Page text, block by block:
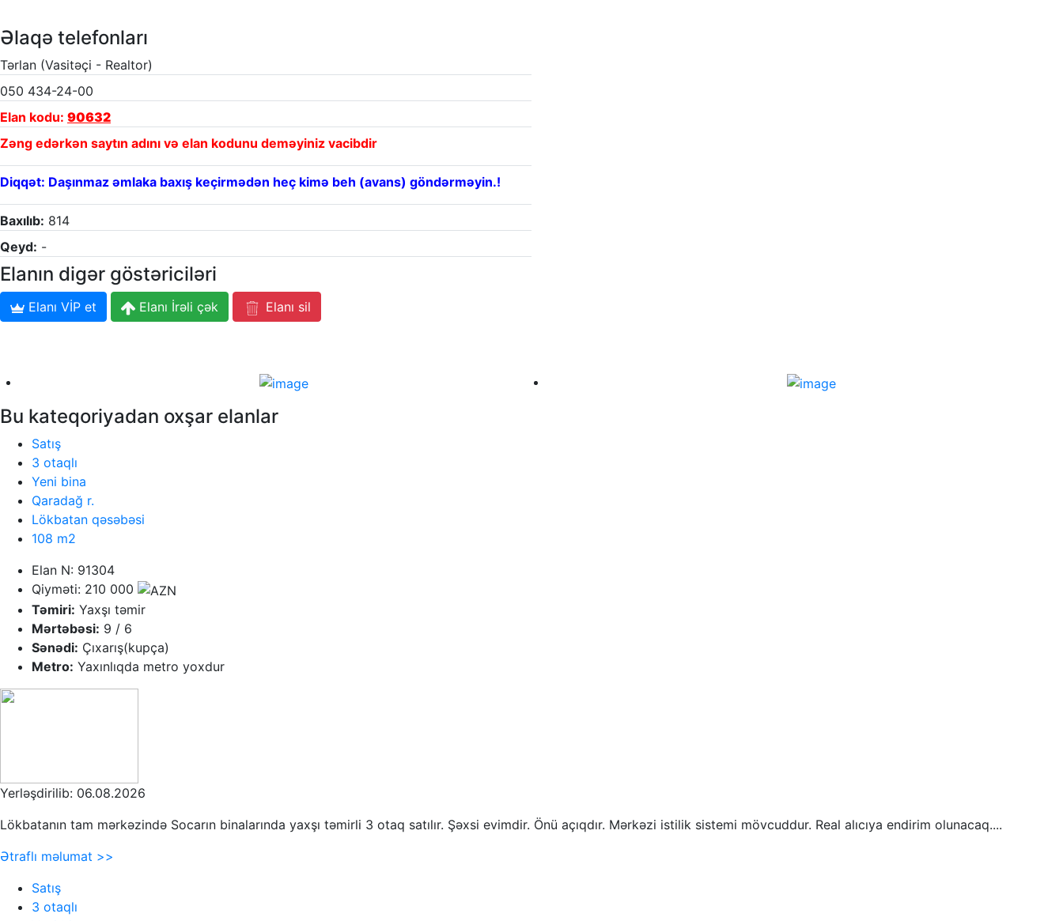
Əlaqə telefonları
Tərlan (Vasitəçi - Realtor)
050 434-24-00
Elan kodu: 90632
Zəng edərkən saytın adını və elan kodunu deməyiniz vacibdir
Diqqət: Daşınmaz əmlaka baxış keçirmədən heç kimə beh (avans) göndərməyin.!
Baxılıb: 814
Qeyd: -
Elanın digər göstəriciləri
Elanı VİP et Elanı İrəli çək Elanı sil
Bu kateqoriyadan oxşar elanlar
Satış
3 otaqlı
Yeni bina
Qaradağ r.
Lökbatan qəsəbəsi
108 m2
Elan N: 91304
Qiyməti: 210 000
Təmiri: Yaxşı təmir
Mərtəbəsi: 9 / 6
Sənədi: Çıxarış(kupça)
Metro: Yaxınlıqda metro yoxdur
Yerləşdirilib: 06.08.2026
Lökbatanın tam mərkəzində Socarın binalarında yaxşı təmirli 3 otaq satılır. Şəxsi evimdir. Önü açıqdır. Mərkəzi istilik sistemi mövcuddur. Real alıcıya endirim olunacaq....
Ətraflı məlumat >>
Satış
3 otaqlı